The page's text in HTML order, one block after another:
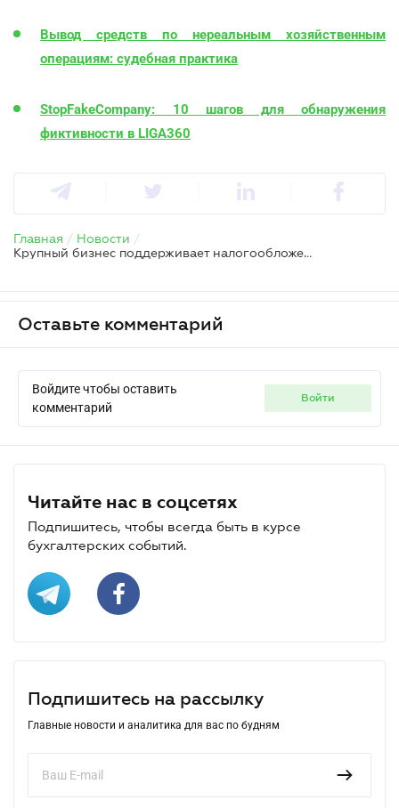
Вывод средств по нереальным хозяйственным
операциям: судебная практика
StopFakeCompany: 10 шагов для обнаружения
фиктивности в LIGA360
Главная / Новости /
Крупный бизнес поддерживает налогообложение доходов украинцев от продажи товаров или услуг через интернет
Оставьте комментарий
Войдите чтобы оставить
комментарий
войти
Читайте нас в соцсетях
Подпишитесь, чтобы всегда быть в курсе
бухгалтерских событий.
Подпишитесь на рассылку
Главные новости и аналитика для вас по будням